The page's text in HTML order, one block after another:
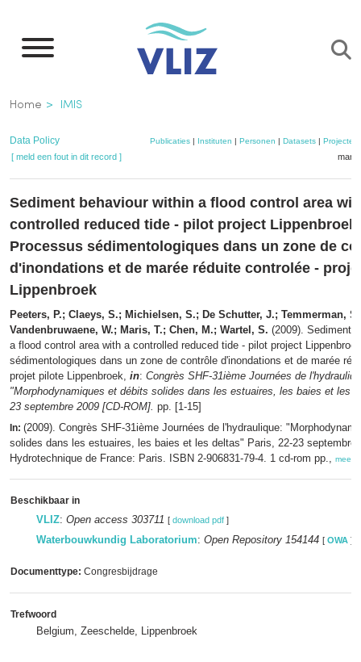
naar
inhoud
gaan
Kruimelpad
Home IMIS
Data Policy Publicaties| Instituten | Personen | Datasets| Projecten
[ meld een fout in dit record ]
Sediment behaviour within a flood control area
controlled reduced tide - pilot project Lippenbroek
Processus sédimentologiques dans un zone de
d'inondations et de marée réduite controlée -
Lippenbroek
Peeters, P.; Claeys, S.; Michielsen, S.; De Schutter, J.; Temmerman,
Vandenbruwaene, W.; Maris, T.; Chen, M.; Wartel, S. (2009). Sediment
a flood control area with a controlled reduced tide - pilot project
sédimentologiques dans un zone de contrôle d'inondations et de marée
projet pilote Lippenbroek, in: Congrès SHF-31ième Journées de
"Morphodynamiques et débits solides dans les estuaires, les baies et les
23 septembre 2009 [CD-ROM]. pp. [1-15]
In: (2009). Congrès SHF-31ième Journées de l'hydraulique:
solides dans les estuaires, les baies et les deltas" Paris, 22-23 septembre
Hydrotechnique de France: Paris. ISBN 2-906831-79-4. 1 cd-rom pp., meer
Beschikbaar in
VLIZ: Open access 303711 [ download pdf ]
Waterbouwkundig Laboratorium: Open Repository 154144 [ OWA ]
Documenttype: Congresbijdrage
Trefwoord
Belgium, Zeeschelde, Lippenbroek